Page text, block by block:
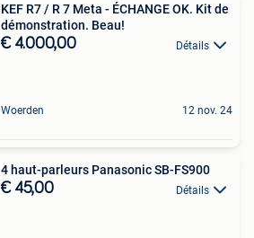
KEF R7 / R 7 Meta - ÉCHANGE OK. Kit de
démonstration. Beau!
€ 4.000,00 Détails
Woerden 12 nov. 24
4 haut-parleurs Panasonic SB-FS900
€ 45,00 Détails